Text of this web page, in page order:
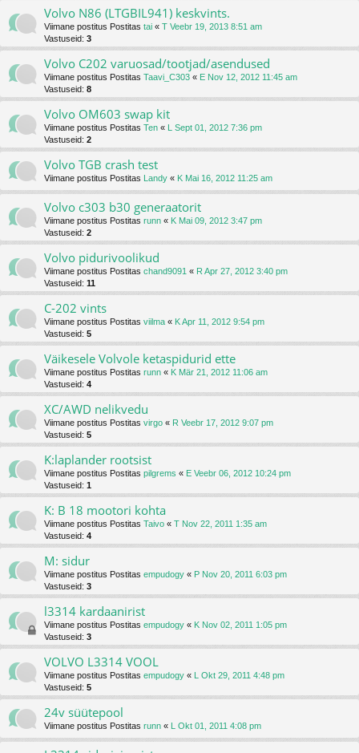
Volvo N86 (LTGBIL941) keskvints.
Viimane postitus Postitas tai « T Veebr 19, 2013 8:51 am
Vastuseid: 3
Volvo C202 varuosad/tootjad/asendused
Viimane postitus Postitas Taavi_C303 « E Nov 12, 2012 11:45 am
Vastuseid: 8
Volvo OM603 swap kit
Viimane postitus Postitas Ten « L Sept 01, 2012 7:36 pm
Vastuseid: 2
Volvo TGB crash test
Viimane postitus Postitas Landy « K Mai 16, 2012 11:25 am
Volvo c303 b30 generaatorit
Viimane postitus Postitas runn « K Mai 09, 2012 3:47 pm
Vastuseid: 2
Volvo pidurivoolikud
Viimane postitus Postitas chand9091 « R Apr 27, 2012 3:40 pm
Vastuseid: 11
C-202 vints
Viimane postitus Postitas viilma « K Apr 11, 2012 9:54 pm
Vastuseid: 5
Väikesele Volvole ketaspidurid ette
Viimane postitus Postitas runn « K Mär 21, 2012 11:06 am
Vastuseid: 4
XC/AWD nelikvedu
Viimane postitus Postitas virgo « R Veebr 17, 2012 9:07 pm
Vastuseid: 5
K:laplander rootsist
Viimane postitus Postitas pilgrems « E Veebr 06, 2012 10:24 pm
Vastuseid: 1
K: B 18 mootori kohta
Viimane postitus Postitas Taivo « T Nov 22, 2011 1:35 am
Vastuseid: 4
M: sidur
Viimane postitus Postitas empudogy « P Nov 20, 2011 6:03 pm
Vastuseid: 3
l3314 kardaanirist
Viimane postitus Postitas empudogy « K Nov 02, 2011 1:05 pm
Vastuseid: 3
VOLVO L3314 VOOL
Viimane postitus Postitas empudogy « L Okt 29, 2011 4:48 pm
Vastuseid: 5
24v süütepool
Viimane postitus Postitas runn « L Okt 01, 2011 4:08 pm